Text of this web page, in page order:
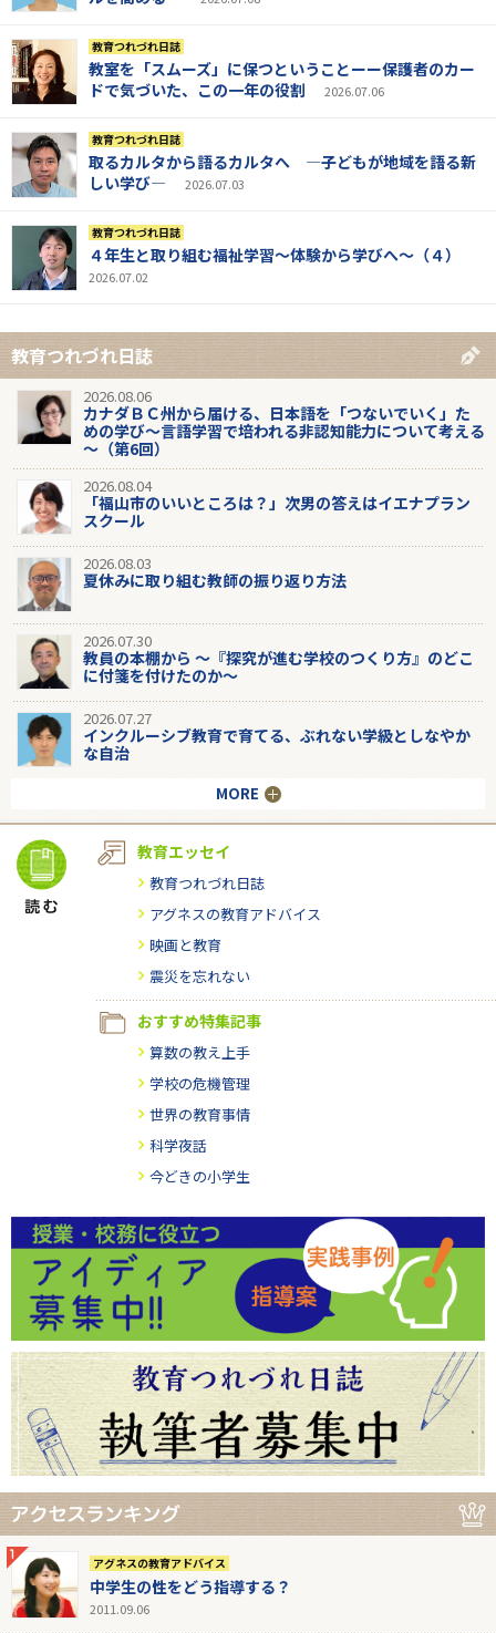
教育つれづれ日誌
教室を「スムーズ」に保つということーー保護者のカー
ドで気づいた、この一年の役割
2026.07.06
教育つれづれ日誌
取るカルタから語るカルタへ ―子どもが地域を語る新
しい学び―
2026.07.03
教育つれづれ日誌
４年生と取り組む福祉学習～体験から学びへ～（４）
2026.07.02
教育つれづれ日誌
2026.08.06
カナダＢＣ州から届ける、日本語を「つないでいく」た
めの学び～言語学習で培われる非認知能力について考える
～（第6回）
2026.08.04
「福山市のいいところは？」次男の答えはイエナプラン
スクール
2026.08.03
夏休みに取り組む教師の振り返り方法
2026.07.30
教員の本棚から 〜『探究が進む学校のつくり方』のどこ
に付箋を付けたのか〜
2026.07.27
インクルーシブ教育で育てる、ぶれない学級としなやか
な自治
MORE
教育エッセイ
教育つれづれ日誌
アグネスの教育アドバイス
映画と教育
震災を忘れない
おすすめ特集記事
算数の教え上手
学校の危機管理
世界の教育事情
科学夜話
今どきの小学生
アグネスの教育アドバイス
中学生の性をどう指導する？
2011.09.06